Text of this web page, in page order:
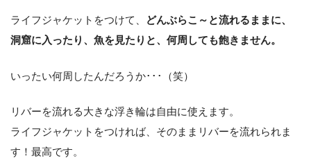
ライフジャケットをつけて、
どんぶらこ～と流れるままに、
洞窟に入ったり、魚を見たりと、何周しても飽きません。
いったい何周したんだろうか･･･（笑）
リバーを流れる大きな浮き輪は自由に使えます。
ライフジャケットをつければ、そのままリバーを流れられま
す！最高です。